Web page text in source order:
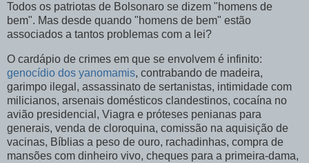
Todos os patriotas de Bolsonaro se dizem "homens de
bem". Mas desde quando "homens de bem" estão
associados a tantos problemas com a lei?
O cardápio de crimes em que se envolvem é infinito:
genocídio dos yanomamis, contrabando de madeira,
garimpo ilegal, assassinato de sertanistas, intimidade com
milicianos, arsenais domésticos clandestinos, cocaína no
avião presidencial, Viagra e próteses penianas para
generais, venda de cloroquina, comissão na aquisição de
vacinas, Bíblias a peso de ouro, rachadinhas, compra de
mansões com dinheiro vivo, cheques para a primeira-dama,